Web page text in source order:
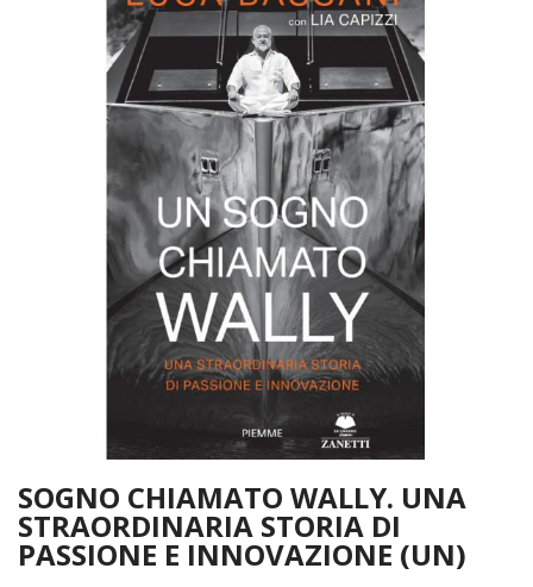
SOGNO CHIAMATO WALLY. UNA
STRAORDINARIA STORIA DI
PASSIONE E INNOVAZIONE (UN)